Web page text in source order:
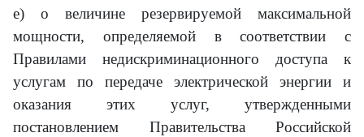
е) о величине резервируемой максимальной
мощности, определяемой в соответствии с
Правилами недискриминационного доступа к
услугам по передаче электрической энергии и
оказания этих услуг, утвержденными
постановлением Правительства Российской